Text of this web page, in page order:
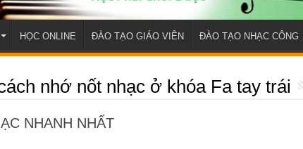
HỌC ONLINE ĐÀO TẠO GIÁO VIÊN ĐÀO TẠO NHẠC CÔNG
nhớ nốt nhạc ở khóa Fa tay trái
NHANH NHẤT